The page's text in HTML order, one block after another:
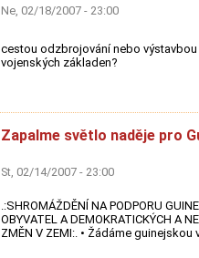
Ne, 02/18/2007 - 23:00
cestou odzbrojování nebo výstavbou
vojenských základen?
Zapalme světlo naděje pro
St, 02/14/2007 - 23:00
.:SHROMÁŽDĚNÍ NA PODPORU
OBYVATEL A DEMOKRATICKÝCH A
ZMĚN V ZEMI:. • Žádáme guinejskou